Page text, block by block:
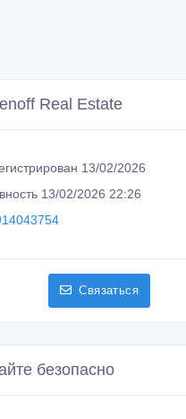
Real Estate
13/02/2026
13/02/2026 22:26
Связаться
безопасно